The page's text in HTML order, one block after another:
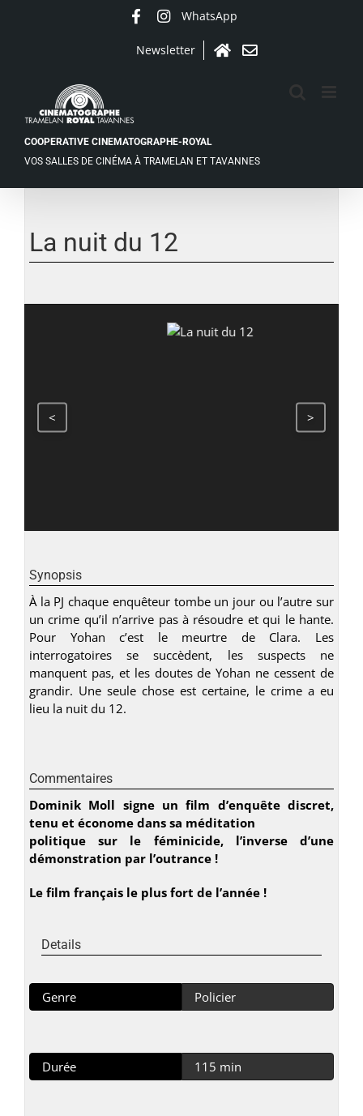
WhatsApp
Newsletter
AccueilContact
COOPERATIVE CINEMATOGRAPHE-ROYAL
VOS SALLES DE CINÉMA À TRAMELAN ET TAVANNES
La nuit du 12
< >
Synopsis
À la PJ chaque enquêteur tombe un jour ou l’autre sur
un crime qu’il n’arrive pas à résoudre et qui le hante.
Pour Yohan c’est le meurtre de Clara. Les
interrogatoires se succèdent, les suspects ne
manquent pas, et les doutes de Yohan ne cessent de
grandir. Une seule chose est certaine, le crime a eu
lieu la nuit du 12.
Commentaires
Dominik Moll signe un film d’enquête discret,
tenu et économe dans sa méditation
politique sur le féminicide, l’inverse d’une
démonstration par l’outrance !
Le film français le plus fort de l’année !
Details
Genre Policier
Durée 115 min